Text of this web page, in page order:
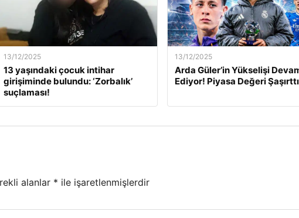
13/12/2025
13 yaşındaki çocuk intihar
girişiminde bulundu: ‘Zorbalık’
suçlaması!
13/12/2025
Arda Güler’in Yükselişi
Ediyor! Piyasa Değeri
alanlar * ile işaretlenmişlerdir